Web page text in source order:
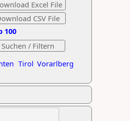
Tirol Vorarlberg
100